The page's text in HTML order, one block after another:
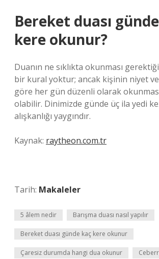
Bereket duası
kere okunur?
Duanın ne sıklıkta okunması
bir kural yoktur; ancak kişinin niyet
göre her gün düzenli olarak
olabilir. Dinimizde günde üç ila yedi
alışkanlığı yaygındır.
Kaynak: raytheon.com.tr
Tarih: Makaleler
5 âlem nedir Barışma duası nasıl yapılır
Bereket duası günde kaç kere okunur
Çaresiz durumda hangi dua okunur